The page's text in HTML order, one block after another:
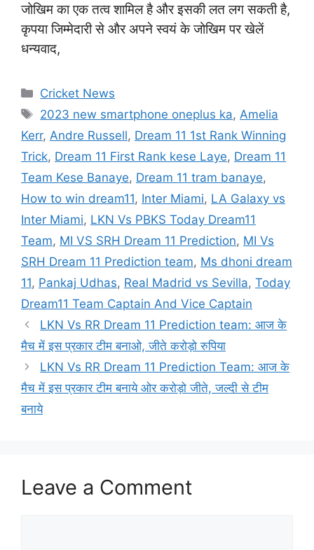
जोखिम का एक तत्व शामिल है और इसकी लत लग सकती है,
कृपया जिम्मेदारी से और अपने स्वयं के जोखिम पर खेलें
धन्यवाद,
Categories
Cricket News
Tags
2023 new smartphone oneplus ka, Amelia
Kerr, Andre Russell, Dream 11 1st Rank Winning
Trick, Dream 11 First Rank kese Laye, Dream 11
Team Kese Banaye, Dream 11 tram banaye,
How to win dream11, Inter Miami, LA Galaxy vs
Inter Miami, LKN Vs PBKS Today Dream11
Team, MI VS SRH Dream 11 Prediction, MI Vs
SRH Dream 11 Prediction team, Ms dhoni dream
11, Pankaj Udhas, Real Madrid vs Sevilla, Today
Dream11 Team Captain And Vice Captain
LKN Vs RR Dream 11 Prediction team: आज के
मैच में इस प्रकार टीम बनाओ, जीते करोड़ो रुपिया
LKN Vs RR Dream 11 Prediction Team: आज के
मैच में इस प्रकार टीम बनाये ओर करोड़ो जीते, जल्दी से टीम
बनाये
Leave a Comment